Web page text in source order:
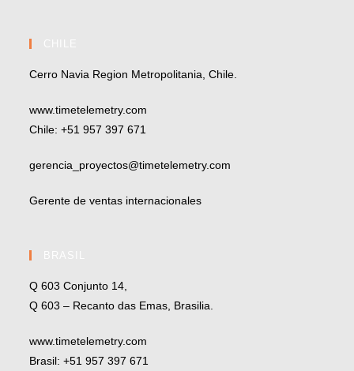
Cerro Navia Region Metropolitania, Chile.
www.timetelemetry.com
Chile: +51 957 397 671
gerencia_proyectos@timetelemetry.com
Gerente de ventas internacionales
Q 603 Conjunto 14,
Q 603 – Recanto das Emas, Brasilia.
www.timetelemetry.com
Brasil: +51 957 397 671